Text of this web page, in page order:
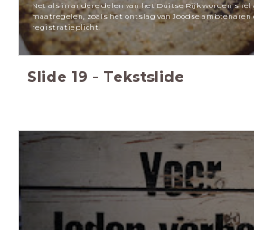
Net als in andere delen van het Duitse Rijk worden snel
maatregelen, zoals het ontslag van Joodse ambtenaren
registratieplicht.
Slide 19 - Tekstslide